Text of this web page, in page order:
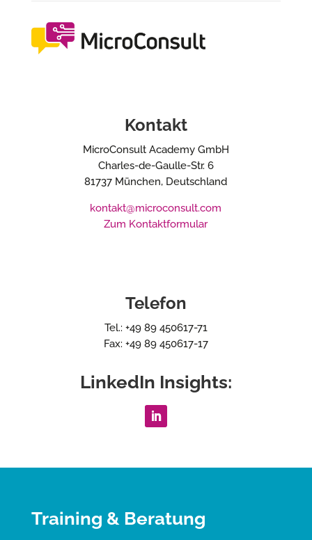
Kontakt
MicroConsult Academy GmbH
Charles-de-Gaulle-Str. 6
81737 München, Deutschland
kontakt@microconsult.com
Zum Kontaktformular
Telefon
Tel.: +49 89 450617-71
Fax: +49 89 450617-17
LinkedIn Insights:
Training & Beratung